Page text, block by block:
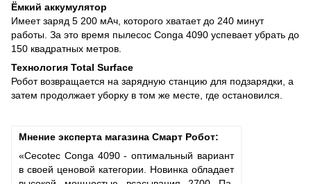
Ёмкий аккумулятор
Имеет заряд 5 200 мАч, которого хватает до 240 минут
работы. За это время пылесос Conga 4090 успевает убрать до
150 квадратных метров.
Технология Total Surface
Робот возвращается на зарядную станцию для подзарядки, а
затем продолжает уборку в том же месте, где остановился.
Мнение эксперта магазина Смарт Робот:
«Cecotec Conga 4090 - оптимальный вариант
в своей ценовой категории. Новинка обладает